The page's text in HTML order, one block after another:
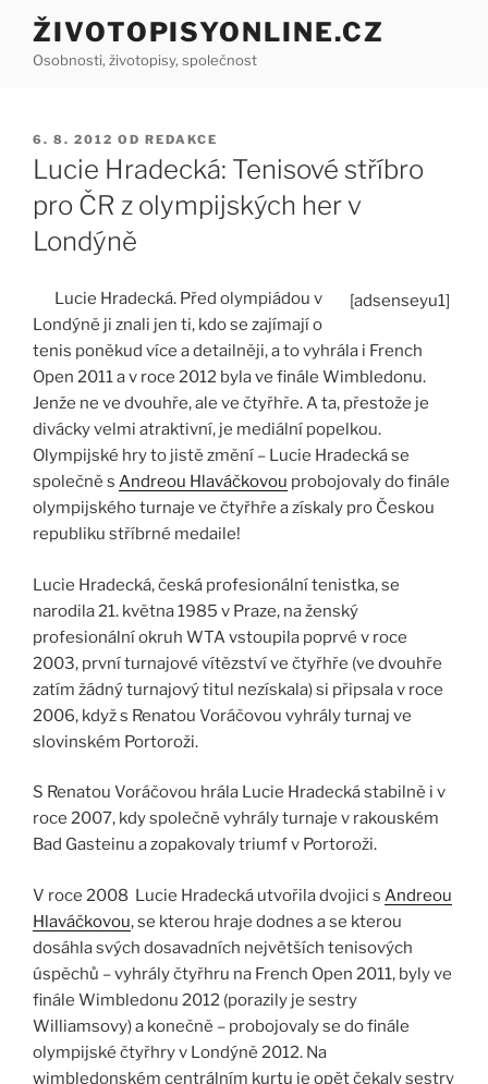
Přejít
obsahu
ŽIVOTOPISYONLINE.CZ
Osobnosti, životopisy, společnost
PUBLIKOVÁNO
6. 8. 2012 OD REDAKCE
Lucie Hradecká: Tenisové stříbro
pro ČR z olympijských her v
Londýně
[adsenseyu1]
Lucie Hradecká. Před olympiádou v
Londýně ji znali jen ti, kdo se zajímají o
tenis poněkud více a detailněji, a to vyhrála i French
Open 2011 a v roce 2012 byla ve finále Wimbledonu.
Jenže ne ve dvouhře, ale ve čtyřhře. A ta, přestože je
divácky velmi atraktivní, je mediální popelkou.
Olympijské hry to jistě změní – Lucie Hradecká se
společně s Andreou Hlaváčkovou probojovaly do finále
olympijského turnaje ve čtyřhře a získaly pro Českou
republiku stříbrné medaile!
Lucie Hradecká, česká profesionální tenistka, se
narodila 21. května 1985 v Praze, na ženský
profesionální okruh WTA vstoupila poprvé v roce
2003, první turnajové vítězství ve čtyřhře (ve dvouhře
zatím žádný turnajový titul nezískala) si připsala v roce
2006, když s Renatou Voráčovou vyhrály turnaj ve
slovinském Portoroži.
S Renatou Voráčovou hrála Lucie Hradecká stabilně i v
roce 2007, kdy společně vyhrály turnaje v rakouském
Bad Gasteinu a zopakovaly triumf v Portoroži.
V roce 2008 Lucie Hradecká utvořila dvojici s Andreou
Hlaváčkovou, se kterou hraje dodnes a se kterou
dosáhla svých dosavadních největších tenisových
úspěchů – vyhrály čtyřhru na French Open 2011, byly ve
finále Wimbledonu 2012 (porazily je sestry
Williamsovy) a konečně – probojovaly se do finále
olympijské čtyřhry v Londýně 2012. Na
wimbledonském centrálním kurtu je opět čekaly sestry